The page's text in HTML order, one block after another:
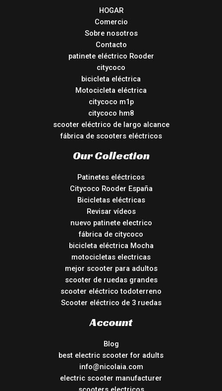
HOGAR
Comercio
Sobre nosotros
Contacto
patinete eléctrico Rooder
citycoco
bicicleta eléctrica
Motocicleta eléctrica
citycoco m1p
citycoco hm8
scooter eléctrico de largo alcance
fábrica de scooters eléctricos
Our Collection
Patinetes eléctricos
Citycoco Rooder España
Bicicletas eléctricas
Revisar vídeos
nuevo patinete electrico
fábrica de citycoco
bicicleta eléctrica Mocha
motocicletas electricas
mejor scooter para adultos
scooter de ruedas grandes
scooter eléctrico todoterreno
Scooter eléctrico de 3 ruedas
Account
Blog
best electric scooter for adults
info@nicolaia.com
electric scooter manufacturer